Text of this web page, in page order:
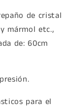
de cristal
mármol etc.,
de: 60cm
para el